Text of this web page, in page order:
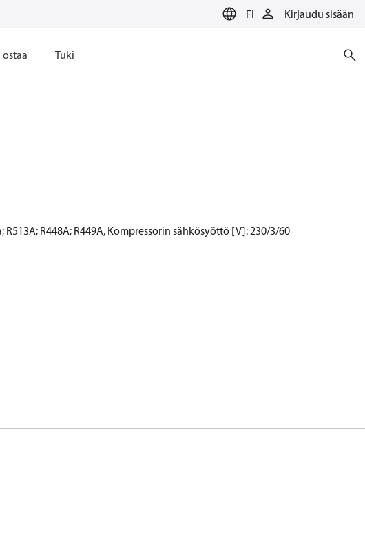
FI Kirjaudu sisään
Tuki
R448A; R449A, Kompressorin sähkösyöttö [V]: 230/3/60